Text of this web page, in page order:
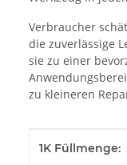
Verbraucher
die zuverlässige
sie zu einer
zu kleineren
Wert
1K Füllmenge: